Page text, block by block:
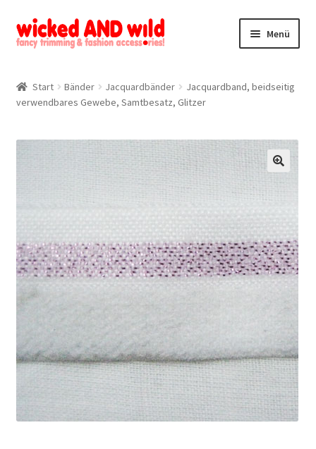
Zur
Navigation
Zum
Inhalt
Menü
Kategorien
Mein Konto
Start Bänder Jacquardbänder
Jacquardband, beidseitig
verwendbares Gewebe, Samtbesatz, Glitzer
🔍